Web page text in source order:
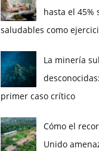
hasta el 45%
saludables como
La minería
primer caso crítico
Cómo el
Unido